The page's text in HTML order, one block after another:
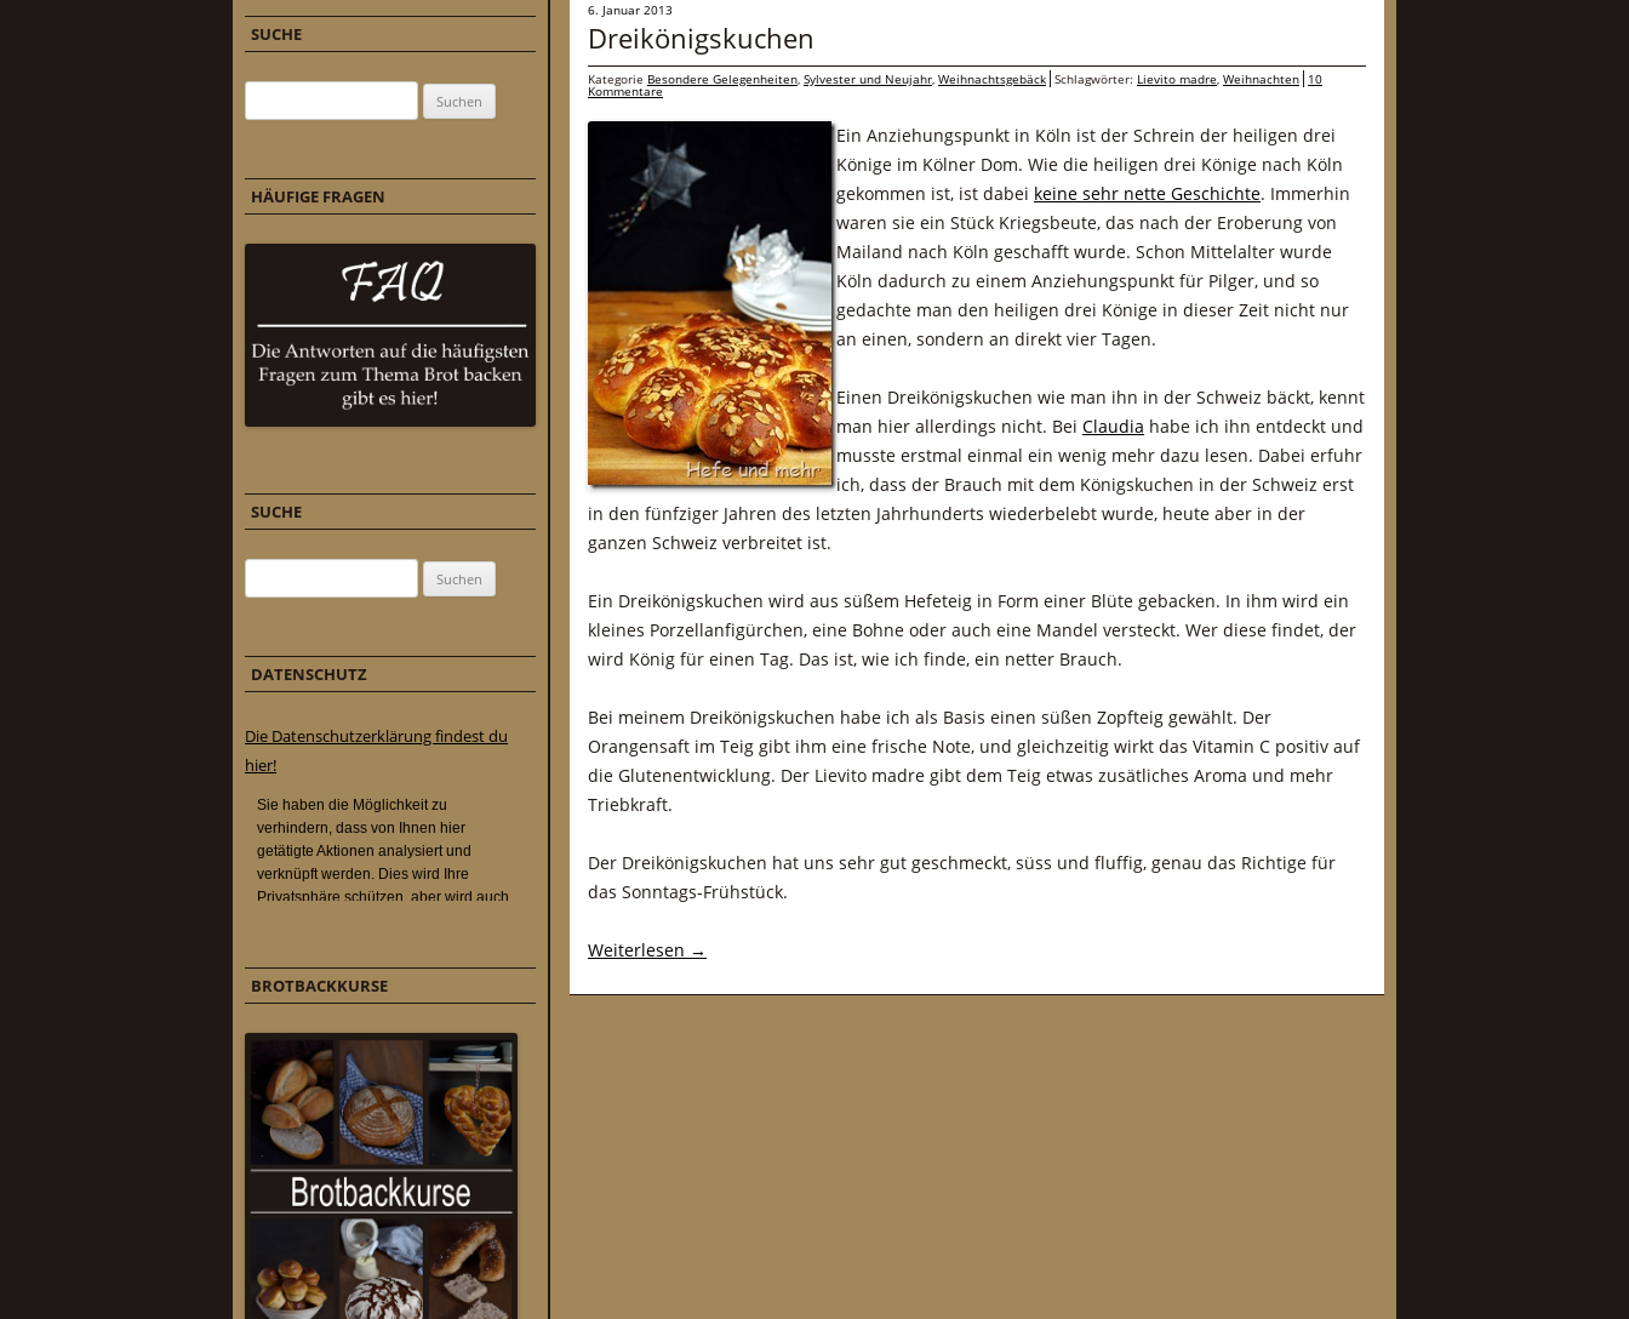
6. Januar 2013
Dreikönigskuchen
Kategorie Besondere Gelegenheiten, Sylvester und Neujahr, Weihnachtsgebäck Schlagwörter: Lievito madre, Weihnachten 10
Kommentare
Ein Anziehungspunkt in Köln ist der Schrein der heiligen drei
Könige im Kölner Dom. Wie die heiligen drei Könige nach Köln
gekommen ist, ist dabei keine sehr nette Geschichte. Immerhin
waren sie ein Stück Kriegsbeute, das nach der Eroberung von
Mailand nach Köln geschafft wurde. Schon Mittelalter wurde
Köln dadurch zu einem Anziehungspunkt für Pilger, und so
gedachte man den heiligen drei Könige in dieser Zeit nicht nur
an einen, sondern an direkt vier Tagen.
Einen Dreikönigskuchen wie man ihn in der Schweiz bäckt, kennt
man hier allerdings nicht. Bei Claudia habe ich ihn entdeckt und
musste erstmal einmal ein wenig mehr dazu lesen. Dabei erfuhr
ich, dass der Brauch mit dem Königskuchen in der Schweiz erst
in den fünfziger Jahren des letzten Jahrhunderts wiederbelebt wurde, heute aber in der
ganzen Schweiz verbreitet ist.
Ein Dreikönigskuchen wird aus süßem Hefeteig in Form einer Blüte gebacken. In ihm wird ein
kleines Porzellanfigürchen, eine Bohne oder auch eine Mandel versteckt. Wer diese findet, der
wird König für einen Tag. Das ist, wie ich finde, ein netter Brauch.
Bei meinem Dreikönigskuchen habe ich als Basis einen süßen Zopfteig gewählt. Der
Orangensaft im Teig gibt ihm eine frische Note, und gleichzeitig wirkt das Vitamin C positiv auf
die Glutenentwicklung. Der Lievito madre gibt dem Teig etwas zusätliches Aroma und mehr
Triebkraft.
Der Dreikönigskuchen hat uns sehr gut geschmeckt, süss und fluffig, genau das Richtige für
das Sonntags-Frühstück.
Weiterlesen →
SUCHE
HÄUFIGE FRAGEN
SUCHE
DATENSCHUTZ
Die Datenschutzerklärung findest du
hier!
BROTBACKKURSE